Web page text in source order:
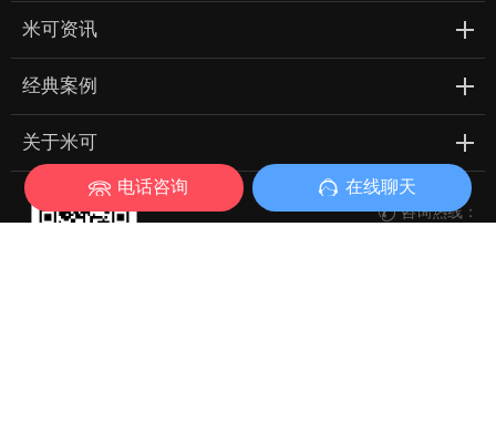
电话咨询 在线聊天
米可资讯
经典案例
关于米可
 咨询热线：